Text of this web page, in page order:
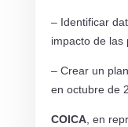
– Identificar
impacto de las
– Crear un
en octubre de
COICA, en